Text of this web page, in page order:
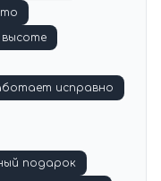
высоте
исправно
подарок